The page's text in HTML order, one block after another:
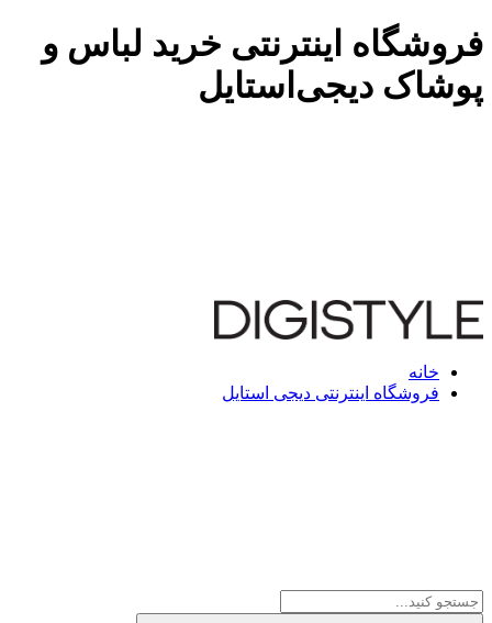
فروشگاه اینترنتی خرید لباس و
پوشاک دیجی‌استایل
خانه
فروشگاه اینترنتی دیجی استایل